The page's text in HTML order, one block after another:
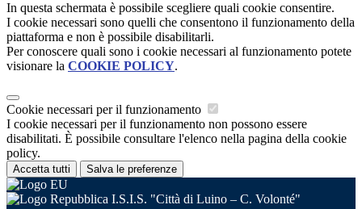
In questa schermata è possibile scegliere quali cookie consentire.
I cookie necessari sono quelli che consentono il funzionamento della
piattaforma e non è possibile disabilitarli.
Per conoscere quali sono i cookie necessari al funzionamento potete
visionare la COOKIE POLICY.
Cookie necessari per il funzionamento
I cookie necessari per il funzionamento non possono essere
disabilitati. È possibile consultare l'elenco nella pagina della cookie
policy.
Accetta tutti Salva le preferenze
I.S.I.S. "Città di Luino – C. Volonté"